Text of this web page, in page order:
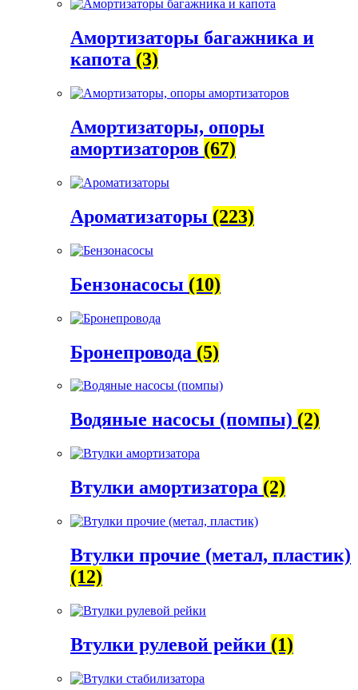
Амортизаторы багажника и
капота (3)
Амортизаторы, опоры
амортизаторов (67)
Ароматизаторы (223)
Бензонасосы (10)
Бронепровода (5)
Водяные насосы (помпы) (2)
Втулки амортизатора (2)
Втулки прочие (метал, пластик)
(12)
Втулки рулевой рейки (1)